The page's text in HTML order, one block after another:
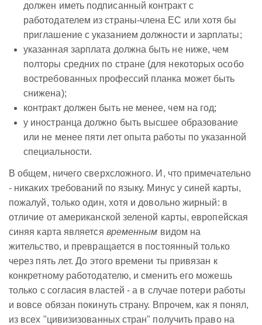
должен иметь подписанный контракт с
работодателем из страны-члена ЕС или хотя бы
приглашение с указанием должности и зарплаты;
указанная зарплата должна быть не ниже, чем
полторы средних по стране (для некоторых особо
востребованных профессий планка может быть
снижена);
контракт должен быть не менее, чем на год;
у иностранца должно быть высшее образование
или не менее пяти лет опыта работы по указанной
специальности.
В общем, ничего сверхсложного. И, что примечательно
- никаких требований по языку. Минус у синей карты,
пожалуй, только один, хотя и довольно жирный: в
отличие от американской зеленой карты, европейская
синяя карта является временным видом на
жительство, и превращается в постоянный только
через пять лет. До этого времени ты привязан к
конкретному работодателю, и сменить его можешь
только с согласия властей - а в случае потери работы
и вовсе обязан покинуть страну. Впрочем, как я понял,
из всех "цивизизованных стран" получить право на